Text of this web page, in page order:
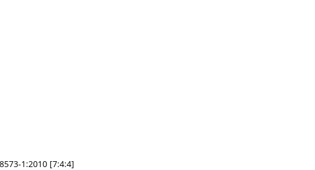
1:2010 [7:4:4]